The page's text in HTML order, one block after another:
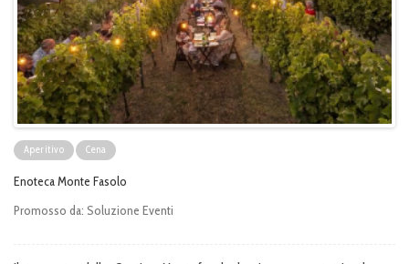
Aperitivo Cena
Enoteca Monte Fasolo
Promosso da: Soluzione Eventi